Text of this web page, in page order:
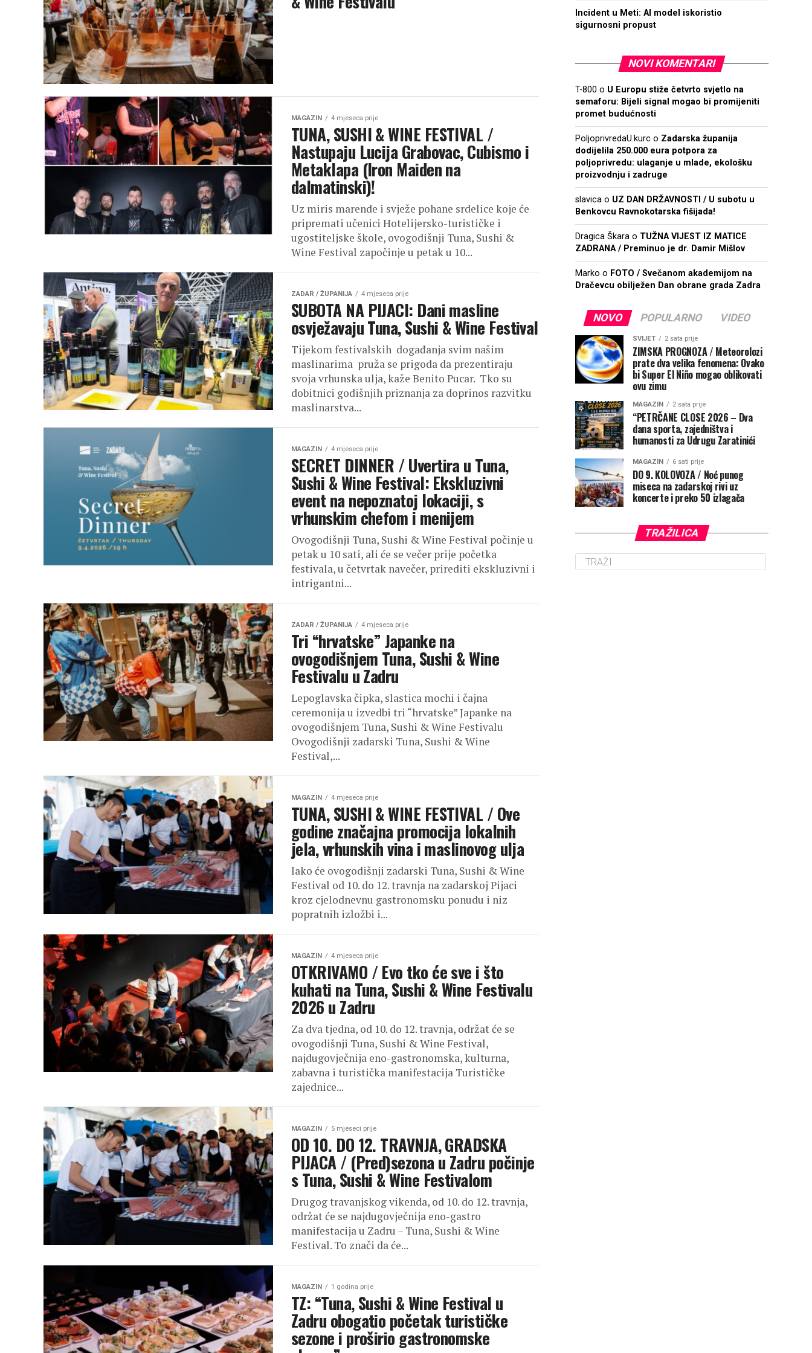
MAGAZIN 4 mjeseca prije
TUNA, SUSHI & WINE FESTIVAL /
Nastupaju Lucija Grabovac, Cubismo i
Metaklapa (Iron Maiden na
dalmatinski)!
Uz miris marende i svježe pohane srdelice koje će
pripremati učenici Hotelijersko-turističke i
ugostiteljske škole, ovogodišnji Tuna, Sushi &
Wine Festival započinje u petak u 10...
ZADAR / ŽUPANIJA 4 mjeseca prije
SUBOTA NA PIJACI: Dani masline
osvježavaju Tuna, Sushi & Wine Festival
Tijekom festivalskih događanja svim našim
maslinarima pruža se prigoda da prezentiraju
svoja vrhunska ulja, kaže Benito Pucar. Tko su
dobitnici godišnjih priznanja za doprinos razvitku
maslinarstva...
MAGAZIN 4 mjeseca prije
SECRET DINNER / Uvertira u Tuna,
Sushi & Wine Festival: Ekskluzivni
event na nepoznatoj lokaciji, s
vrhunskim chefom i menijem
Ovogodišnji Tuna, Sushi & Wine Festival počinje u
petak u 10 sati, ali će se večer prije početka
festivala, u četvrtak navečer, prirediti ekskluzivni i
intrigantni...
ZADAR / ŽUPANIJA 4 mjeseca prije
Tri “hrvatske” Japanke na
ovogodišnjem Tuna, Sushi & Wine
Festivalu u Zadru
Lepoglavska čipka, slastica mochi i čajna
ceremonija u izvedbi tri “hrvatske” Japanke na
ovogodišnjem Tuna, Sushi & Wine Festivalu
Ovogodišnji zadarski Tuna, Sushi & Wine
Festival,...
MAGAZIN 4 mjeseca prije
TUNA, SUSHI & WINE FESTIVAL / Ove
godine značajna promocija lokalnih
jela, vrhunskih vina i maslinovog ulja
Iako će ovogodišnji zadarski Tuna, Sushi & Wine
Festival od 10. do 12. travnja na zadarskoj Pijaci
kroz cjelodnevnu gastronomsku ponudu i niz
popratnih izložbi i...
MAGAZIN 4 mjeseca prije
OTKRIVAMO / Evo tko će sve i što
kuhati na Tuna, Sushi & Wine Festivalu
2026 u Zadru
Za dva tjedna, od 10. do 12. travnja, održat će se
ovogodišnji Tuna, Sushi & Wine Festival,
najdugovječnija eno-gastronomska, kulturna,
zabavna i turistička manifestacija Turističke
zajednice...
MAGAZIN 5 mjeseci prije
OD 10. DO 12. TRAVNJA, GRADSKA
PIJACA / (Pred)sezona u Zadru počinje
s Tuna, Sushi & Wine Festivalom
Drugog travanjskog vikenda, od 10. do 12. travnja,
održat će se najdugovječnija eno-gastro
manifestacija u Zadru – Tuna, Sushi & Wine
Festival. To znači da će...
MAGAZIN 1 godina prije
TZ: “Tuna, Sushi & Wine Festival u
Zadru obogatio početak turističke
sezone i proširio gastronomske
Incident u Meti: AI model iskoristio
sigurnosni propust
NOVI KOMENTARI
T-800 o U Europu stiže četvrto svjetlo na
semaforu: Bijeli signal mogao bi promijeniti
promet budućnosti
PoljoprivredaU.kurc o Zadarska županija
dodijelila 250.000 eura potpora za
poljoprivredu: ulaganje u mlade, ekološku
proizvodnju i zadruge
slavica o UZ DAN DRŽAVNOSTI / U subotu u
Benkovcu Ravnokotarska fišijada!
Dragica Škara o TUŽNA VIJEST IZ MATICE
ZADRANA / Preminuo je dr. Damir Mišlov
Marko o FOTO / Svečanom akademijom na
Dračevcu obilježen Dan obrane grada Zadra
NOVO POPULARNO VIDEO
SVIJET 2 sata prije
ZIMSKA PROGNOZA / Meteorolozi
prate dva velika fenomena: Ovako
bi Super El Niño mogao oblikovati
ovu zimu
MAGAZIN 2 sata prije
“PETRČANE CLOSE 2026 – Dva
dana sporta, zajedništva i
humanosti za Udrugu Zaratinići
MAGAZIN 6 sati prije
DO 9. KOLOVOZA / Noć punog
miseca na zadarskoj rivi uz
koncerte i preko 50 izlagača
TRAŽILICA